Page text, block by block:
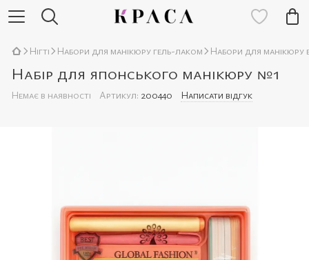
Нігті Набори для манікюру гель-лаком Набори для манікюру
Набір для японського манікюру №1
Немає в наявності Артикул: 200440 Написати відгук